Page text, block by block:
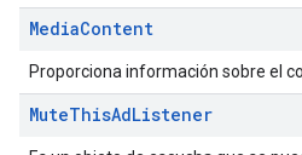
MediaContent
Proporciona información sobre el
MuteThisAdListener